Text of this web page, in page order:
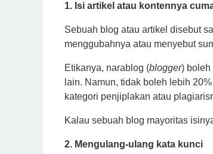
1. Isi artikel atau kontennya
Sebuah blog atau artikel disebut
menggubahnya atau menyebut
Etikanya, narablog (blogger) boleh
lain. Namun, tidak boleh lebih
kategori penjiplakan atau
Kalau sebuah blog mayoritas
2. Mengulang-ulang kata kunci